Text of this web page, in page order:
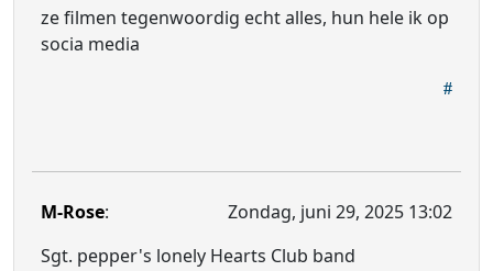
ze filmen tegenwoordig echt alles, hun hele ik op
socia media
M-Rose:
Zondag, juni 29, 2025 13:02
Sgt. pepper's lonely Hearts Club band